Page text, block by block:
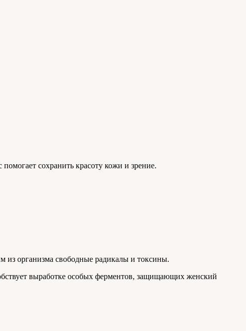
сохранить красоту кожи и зрение.
из организма свободные радикалы и токсины.
выработке особых ферментов, защищающих женский